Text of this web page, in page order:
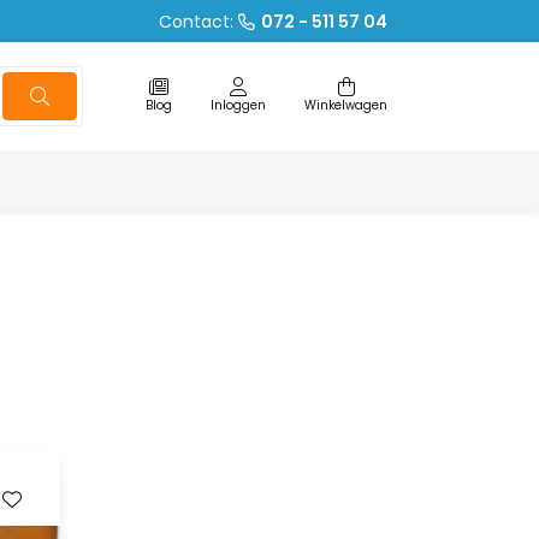
Contact: 072 - 511 57 04
Blog Inloggen Winkelwagen